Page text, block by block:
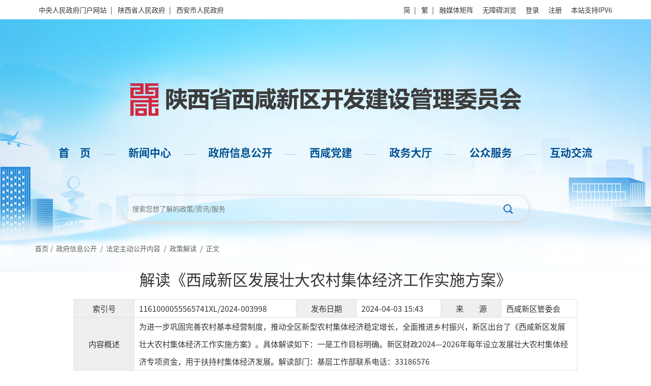
中央人民政府门户网站 | 陕西省人民政府 | 西安市人民政府 简 | 繁 | 融媒体矩阵 无障碍浏览 登录 注册 本站支持IPV6
首 页 —— 新闻中心 —— 政府信息公开 —— 西咸党建 —— 政务大厅 —— 公众服务 —— 互动交流
首页 / 政府信息公开 / 法定主动公开内容 / 政策解读 / 正文
解读《西咸新区发展壮大农村集体经济工作实施方案》
索引号 1161000055565741XL/2024-003998 发布日期 2024-04-03 15:43 来 源 西咸新区管委会
内容概述
为进一步巩固完善农村基本经营制度，推动全区新型农村集体经济稳定增长，全面推进乡村振兴，新区出台了《西咸新区发展
壮大农村集体经济工作实施方案》。具体解读如下：一是工作目标明确。新区财政2024—2026年每年设立发展壮大农村集体经
济专项资金，用于扶持村集体经济发展。解读部门：基层工作部联系电话：33186576